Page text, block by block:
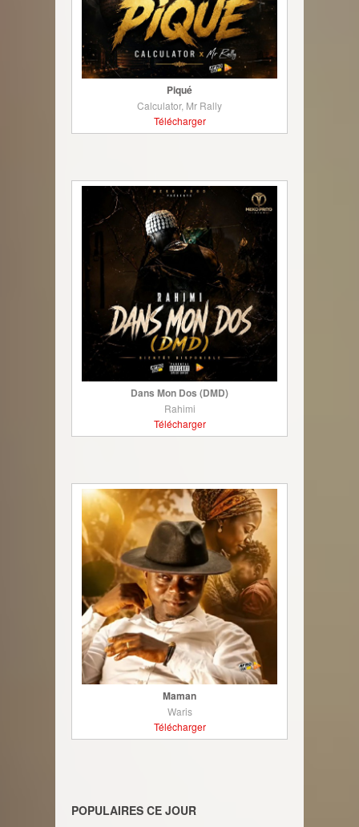
Piqué
Calculator, Mr Rally
Télécharger
Dans Mon Dos (DMD)
Rahimi
Télécharger
Maman
Waris
Télécharger
POPULAIRES CE JOUR